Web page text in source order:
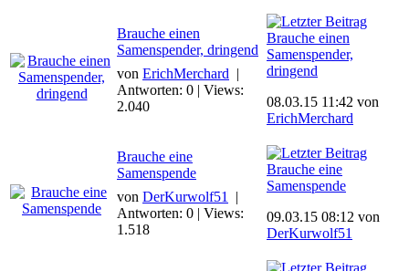
Brauche einen
Samenspender, dringend
von ErichMerchard |
Antworten: 0 | Views:
2.040
Brauche einen
Samenspender,
dringend
08.03.15 11:42 von
ErichMerchard
Brauche eine
Samenspende
von DerKurwolf51
|
Antworten: 0 | Views:
1.518
Brauche eine
Samenspende
09.03.15 08:12 von
DerKurwolf51